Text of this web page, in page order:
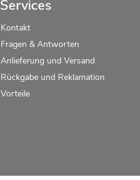
Services
Kontakt
Fragen & Antworten
Anlieferung und Versand
Rückgabe und Reklamation
Vorteile